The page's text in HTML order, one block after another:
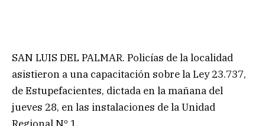
SAN LUIS DEL PALMAR. Policías de la localidad
asistieron a una capacitación sobre la Ley 23.737,
de Estupefacientes, dictada en la mañana del
jueves 28, en las instalaciones de la Unidad
Regional Nº 1.